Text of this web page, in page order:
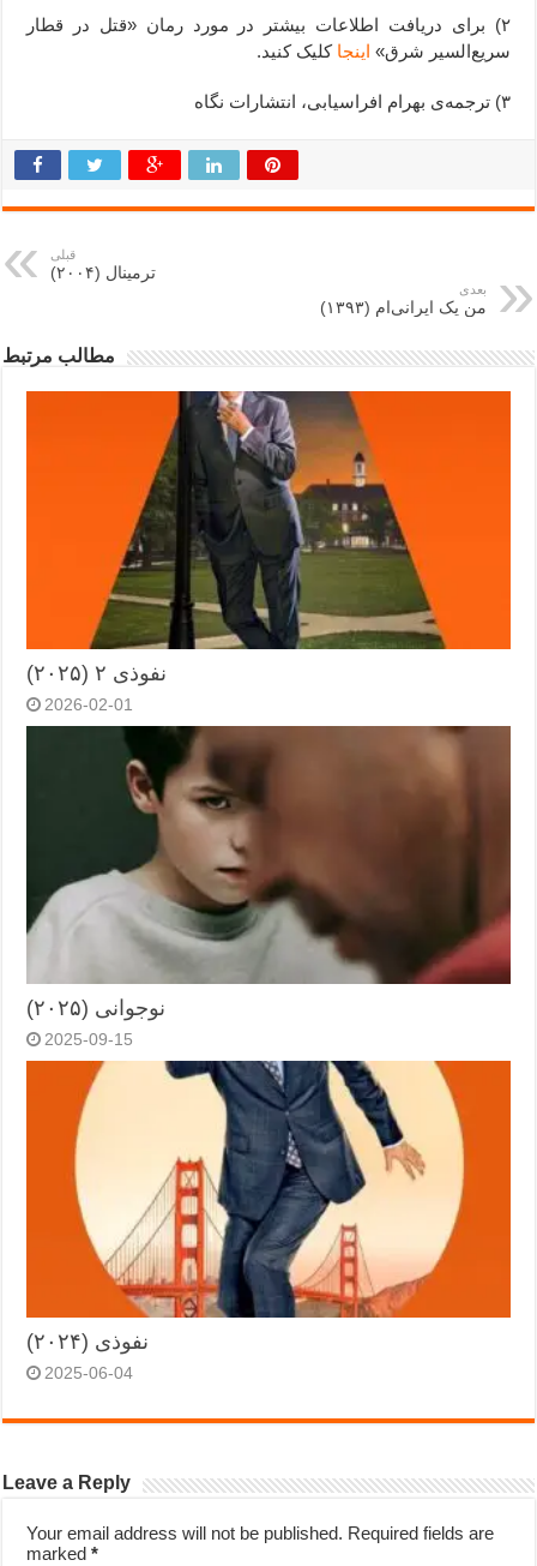
۲) برای دریافت اطلاعات بیشتر در مورد رمان «قتل در قطار
سریع‌السیر شرق» اینجا کلیک کنید.
۳) ترجمه‌ی بهرام افراسیابی، انتشارات نگاه
قبلی
ترمینال (۲۰۰۴)
بعدی
من یک ایرانی‌ام (۱۳۹۳)
مطالب مرتبط
نفوذی ۲ (۲۰۲۵)
2026-02-01
نوجوانی (۲۰۲۵)
2025-09-15
نفوذی (۲۰۲۴)
2025-06-04
Leave a Reply
Your email address will not be published. Required fields are
marked*